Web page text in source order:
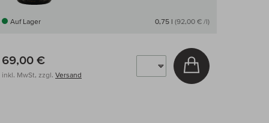
Auf Lager 0,75 l (92,00 € /l)
69,00 €
inkl. MwSt, zzgl. Versand
In den